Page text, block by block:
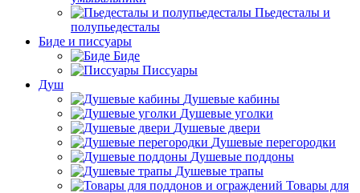
Пьедесталы и
полупьедесталы
Биде и писсуары
Биде
Писсуары
Душ
Душевые кабины
Душевые уголки
Душевые двери
Душевые перегородки
Душевые поддоны
Душевые трапы
Товары для